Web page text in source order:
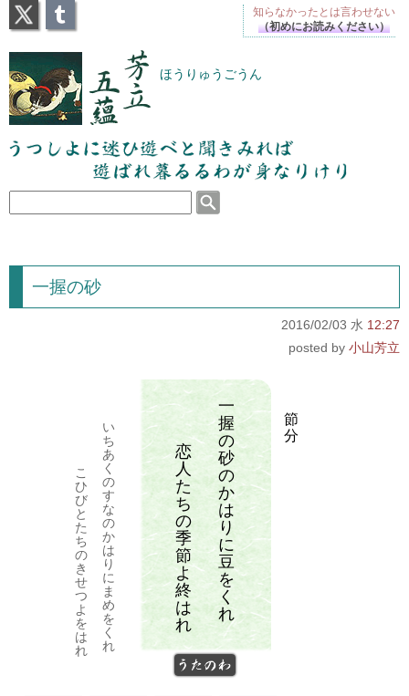
芳立五蘊 ほうりゅうごうん
うつしよに迷ひ遊べと聞きみれば遊ばれ暮るるわが
身なりけり
一握の砂
2016/02/03 水 12:27
小山芳立
節
分
一
握
の
砂
の
か
は
り
に
豆
を
く
れ
恋
人
た
ち
の
季
節
よ
終
は
れ
い
ち
あ
く
の
す
な
の
か
は
り
に
ま
め
を
く
れ
こ
ひ
び
と
た
ち
の
き
せ
つ
よ
を
は
れ
うたのわ
知らなかったとは言わせない
（初めにお読みください）
X Tumblr